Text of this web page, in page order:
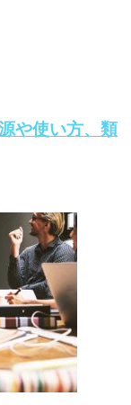
や使い方、類